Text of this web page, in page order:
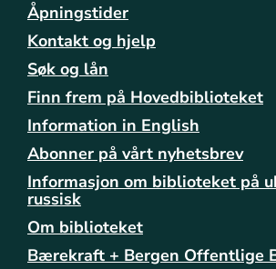
Åpningstider
Kontakt og hjelp
Søk og lån
Finn frem på Hovedbiblioteket
Information in English
Abonner på vårt nyhetsbrev
Informasjon om biblioteket på
russisk
Om biblioteket
Bærekraft + Bergen Offentlige